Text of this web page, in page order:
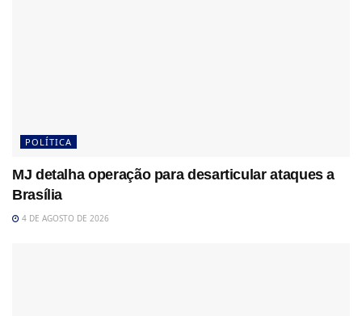
POLÍTICA
MJ detalha operação para desarticular ataques a
Brasília
4 DE AGOSTO DE 2026